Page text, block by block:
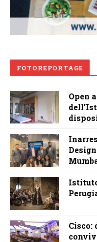
FOTOREPORTAGE
Open
Cisco: